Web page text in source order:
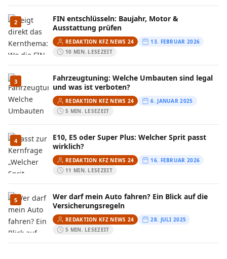
2
FIN entschlüsseln: Baujahr, Motor &
Ausstattung prüfen
REDAKTION KFZ NEWS 24
13. FEBRUAR 2026
10 MIN. LESEZEIT
3
Fahrzeugtuning: Welche Umbauten sind legal
und was ist verboten?
REDAKTION KFZ NEWS 24
6. JANUAR 2025
5 MIN. LESEZEIT
4
E10, E5 oder Super Plus: Welcher Sprit passt
wirklich?
REDAKTION KFZ NEWS 24
16. FEBRUAR 2026
11 MIN. LESEZEIT
5
Wer darf mein Auto fahren? Ein Blick auf die
Versicherungsregeln
REDAKTION KFZ NEWS 24
28. JULI 2025
5 MIN. LESEZEIT